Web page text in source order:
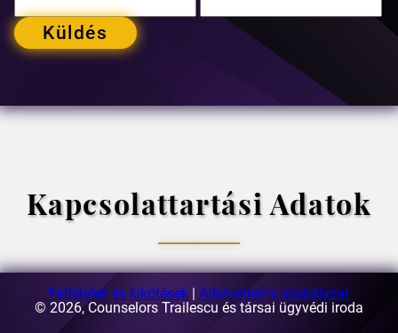
Küldés
Kapcsolattartási Adatok
E-mail: [email protected]
63-69 Buzesti utca, A3 épület, 5. emelet, 1. kerület,
Feltételek és kikötések | Adatvédelmi szabályzat
© 2026, Counselors Trailescu és társai ügyvédi iroda